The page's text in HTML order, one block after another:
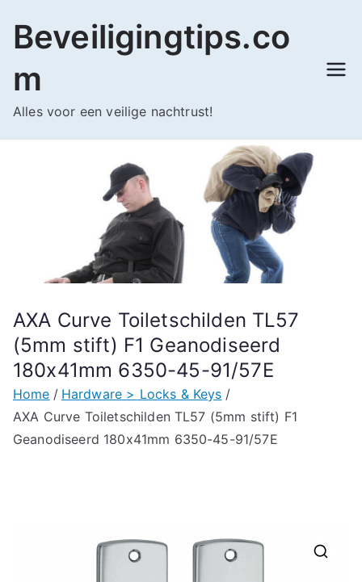
naar
inhoud
Beveiligingtips.co
m
Alles voor een veilige nachtrust!
AXA Curve Toiletschilden TL57
(5mm stift) F1 Geanodiseerd
180x41mm 6350-45-91/57E
Home
Hardware > Locks & Keys
AXA Curve Toiletschilden TL57 (5mm stift) F1
Geanodiseerd 180x41mm 6350-45-91/57E